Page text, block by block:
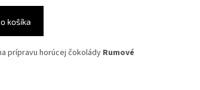
košíka
prípravu horúcej čokolády Rumové